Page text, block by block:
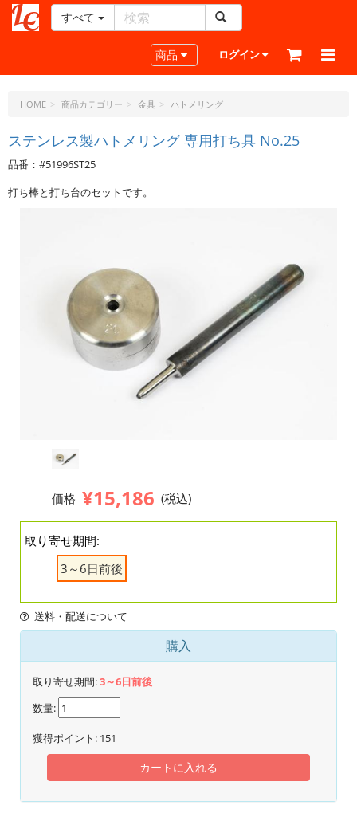
ー
ラ
ト・
ド
ッ
ト・
すべて
Toggle navigation
商品 ログイン
HOME 商品カテゴリー 金具 ハトメリング
ステンレス製ハトメリング 専用打ち具 No.25
品番：#51996ST25
打ち棒と打ち台のセットです。
価格 ¥15,186 (税込)
取り寄せ期間:
3～6日前後
送料・配送について
購入
取り寄せ期間:3～6日前後
数量:
獲得ポイント: 151
カートに入れる